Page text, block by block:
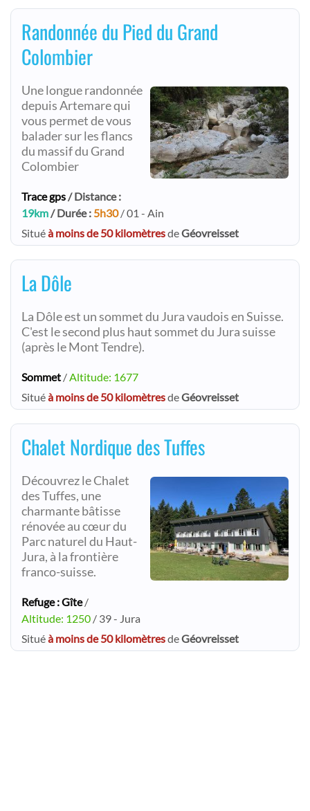
Randonnée du Pied du Grand
Colombier
Une longue randonnée
depuis Artemare qui
vous permet de vous
balader sur les flancs
du massif du Grand
Colombier
Trace gps/ Distance :
19km/ Durée : 5h30/ 01 - Ain
Situéà moins de 50 kilomètresdeGéovreisset
La Dôle
La Dôle est un sommet du Jura vaudois en Suisse.
C'est le second plus haut sommet du Jura suisse
(après le Mont Tendre).
Sommet /Altitude: 1677
Situéà moins de 50 kilomètresdeGéovreisset
Chalet Nordique des Tuffes
Découvrez le Chalet
des Tuffes, une
charmante bâtisse
rénovée au cœur du
Parc naturel du Haut-
Jura, à la frontière
franco-suisse.
Refuge : Gîte/
Altitude: 1250 / 39 - Jura
Situéà moins de 50 kilomètresdeGéovreisset